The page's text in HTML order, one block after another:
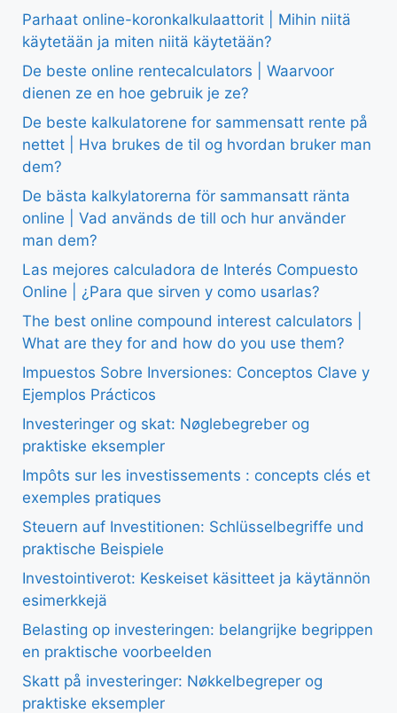
Parhaat online-koronkalkulaattorit | Mihin niitä
käytetään ja miten niitä käytetään?
De beste online rentecalculators | Waarvoor
dienen ze en hoe gebruik je ze?
De beste kalkulatorene for sammensatt rente på
nettet | Hva brukes de til og hvordan bruker man
dem?
De bästa kalkylatorerna för sammansatt ränta
online | Vad används de till och hur använder
man dem?
Las mejores calculadora de Interés Compuesto
Online | ¿Para que sirven y como usarlas?
The best online compound interest calculators |
What are they for and how do you use them?
Impuestos Sobre Inversiones: Conceptos Clave y
Ejemplos Prácticos
Investeringer og skat: Nøglebegreber og
praktiske eksempler
Impôts sur les investissements : concepts clés et
exemples pratiques
Steuern auf Investitionen: Schlüsselbegriffe und
praktische Beispiele
Investointiverot: Keskeiset käsitteet ja käytännön
esimerkkejä
Belasting op investeringen: belangrijke begrippen
en praktische voorbeelden
Skatt på investeringer: Nøkkelbegreper og
praktiske eksempler